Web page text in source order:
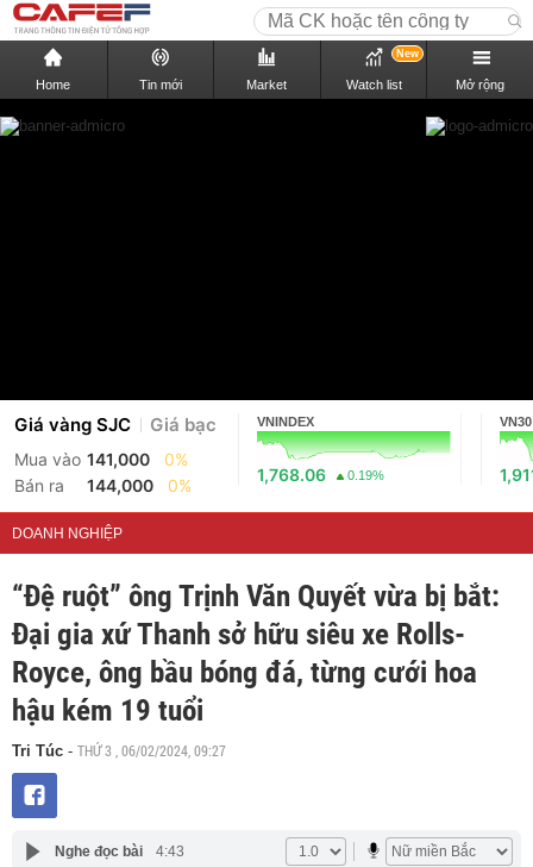
Home Tin mới Market Watch list
New
Mở rộng
Giá vàng SJC Giá bạc
Mua vào 141,000
0%
Bán ra
144,000 0%
VNINDEX
1,768.06 0.19%
VN30
DOANH NGHIỆP
“Đệ ruột” ông Trịnh Văn Quyết vừa bị bắt:
Đại gia xứ Thanh sở hữu siêu xe Rolls-
Royce, ông bầu bóng đá, từng cưới hoa
hậu kém 19 tuổi
Tri Túc - THỨ 3 , 06/02/2024, 09:27
Nghe đọc bài 4:43